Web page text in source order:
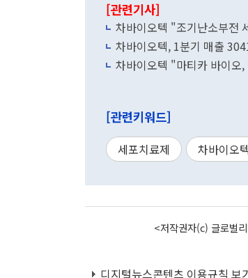
[관련기사]
차바이오텍 "조기난소부전
차바이오텍, 1분기 매출
차바이오텍 "마티카 바이오
[관련키워드]
세포치료제 차바이오텍
<저작권자(c) 글로벌
디지털뉴스콘텐츠 이용규칙 보